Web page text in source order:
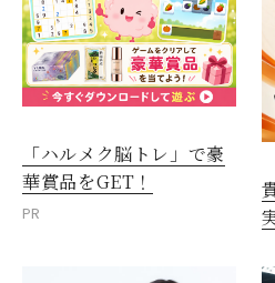
「ハルメク脳トレ」で豪
華賞品をGET！
PR